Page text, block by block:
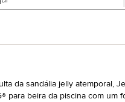
da sandália jelly atemporal,
para beira da piscina com um